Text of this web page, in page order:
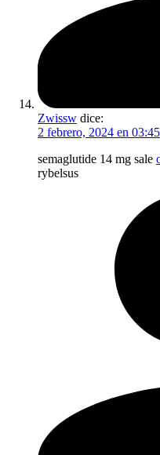
Zwissw dice:
2 febrero, 2024 en 03:45
semaglutide 14 mg sale
rybelsus